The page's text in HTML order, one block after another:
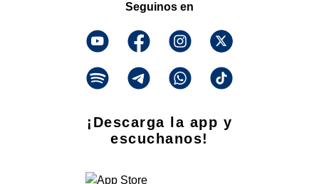
Seguinos en
¡Descarga la app y
escuchanos!